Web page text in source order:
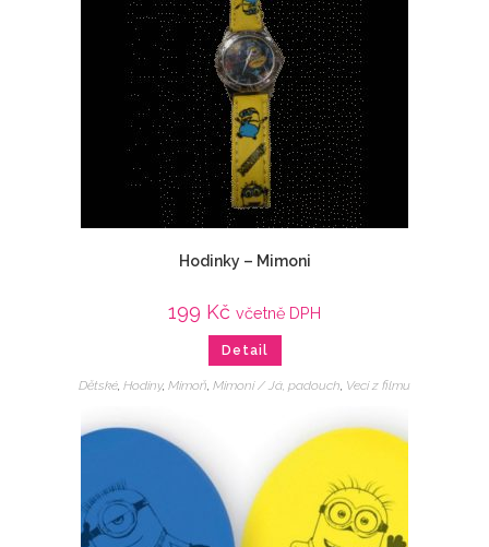
Hodinky – Mimoni
199 Kč včetně DPH
Detail
Dětské, Hodiny, Mimoň, Mimoni / Já, padouch, Veci z filmu